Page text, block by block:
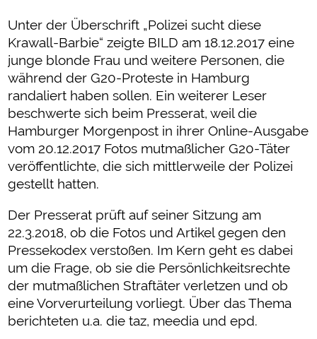
Unter der Überschrift „Polizei sucht diese
Krawall-Barbie“ zeigte BILD am 18.12.2017 eine
junge blonde Frau und weitere Personen, die
während der G20-Proteste in Hamburg
randaliert haben sollen. Ein weiterer Leser
beschwerte sich beim Presserat, weil die
Hamburger Morgenpost in ihrer Online-Ausgabe
vom 20.12.2017 Fotos mutmaßlicher G20-Täter
veröffentlichte, die sich mittlerweile der Polizei
gestellt hatten.
Der Presserat prüft auf seiner Sitzung am
22.3.2018, ob die Fotos und Artikel gegen den
Pressekodex verstoßen. Im Kern geht es dabei
um die Frage, ob sie die Persönlichkeitsrechte
der mutmaßlichen Straftäter verletzen und ob
eine Vorverurteilung vorliegt. Über das Thema
berichteten u.a. die taz, meedia und epd.